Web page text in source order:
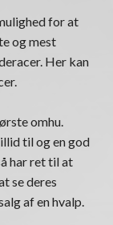
for at
og mest
Her kan
omhu.
til og en god
har ret til at
se deres
af en hvalp.